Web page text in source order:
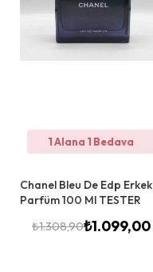
1 Alana 1 Bedava
Chanel Bleu De Edp Erkek
Parfüm 100 Ml TESTER
₺1.308,90₺1.099,00